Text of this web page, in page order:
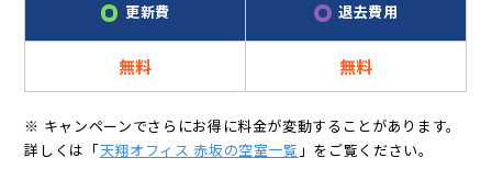
更新費 退去費用
無料 無料
※ キャンペーンでさらにお得に料金が変動することがあります。
詳しくは「天翔オフィス 赤坂の空室一覧 」をご覧ください。